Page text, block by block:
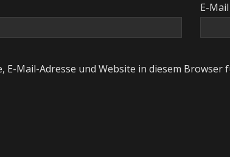
E-
E-Mail-Adresse und Website in diesem